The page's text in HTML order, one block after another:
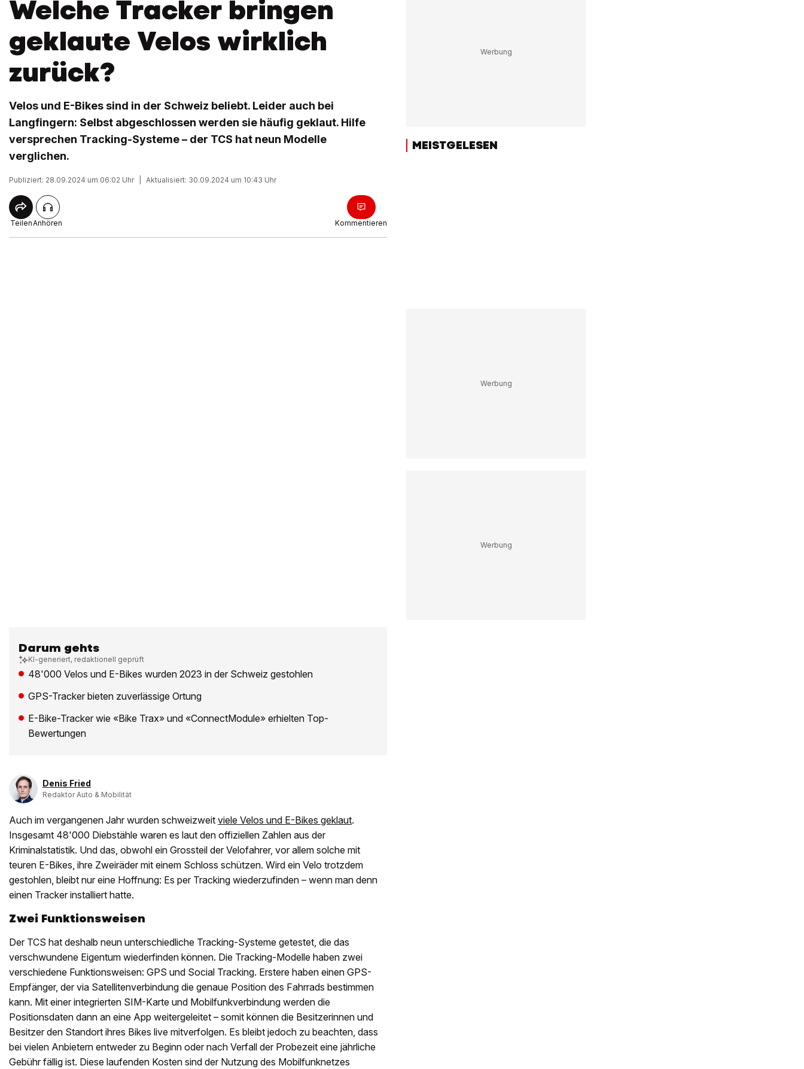
Welche Tracker bringen
geklaute Velos wirklich
zurück?
Velos und E-Bikes sind in der Schweiz beliebt. Leider auch bei
Langfingern: Selbst abgeschlossen werden sie häufig geklaut. Hilfe
versprechen Tracking-Systeme – der TCS hat neun Modelle
verglichen.
Publiziert: 28.09.2024 um 06:02 Uhr Aktualisiert: 30.09.2024 um 10:43 Uhr
TeilenAnhören Kommentieren
Darum gehts
KI-generiert, redaktionell geprüft
48'000 Velos und E-Bikes wurden 2023 in der Schweiz gestohlen
GPS-Tracker bieten zuverlässige Ortung
E-Bike-Tracker wie «Bike Trax» und «ConnectModule» erhielten Top-
Bewertungen
Denis Fried
Redaktor Auto & Mobilität
Auch im vergangenen Jahr wurden schweizweit viele Velos und E-Bikes geklaut.
Insgesamt 48'000 Diebstähle waren es laut den offiziellen Zahlen aus der
Kriminalstatistik. Und das, obwohl ein Grossteil der Velofahrer, vor allem solche mit
teuren E-Bikes, ihre Zweiräder mit einem Schloss schützen. Wird ein Velo trotzdem
gestohlen, bleibt nur eine Hoffnung: Es per Tracking wiederzufinden – wenn man denn
einen Tracker installiert hatte.
Zwei Funktionsweisen
Der TCS hat deshalb neun unterschiedliche Tracking-Systeme getestet, die das
verschwundene Eigentum wiederfinden können. Die Tracking-Modelle haben zwei
verschiedene Funktionsweisen: GPS und Social Tracking. Erstere haben einen GPS-
Empfänger, der via Satellitenverbindung die genaue Position des Fahrrads bestimmen
kann. Mit einer integrierten SIM-Karte und Mobilfunkverbindung werden die
Positionsdaten dann an eine App weitergeleitet – somit können die Besitzerinnen und
Besitzer den Standort ihres Bikes live mitverfolgen. Es bleibt jedoch zu beachten, dass
bei vielen Anbietern entweder zu Beginn oder nach Verfall der Probezeit eine jährliche
Gebühr fällig ist. Diese laufenden Kosten sind der Nutzung des Mobilfunknetzes
MEISTGELESEN